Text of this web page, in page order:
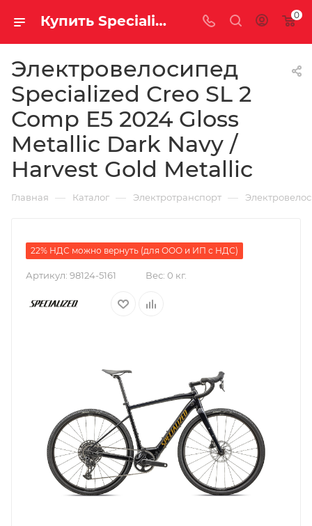
Купить Specialized Creo SL 2 Comp E5 2024 Gloss Metallic Dark Navy / Harvest Gold Metallic за рублей, а со скидкой 634 800 руб. 0
Электровелосипед
Specialized Creo SL 2
Comp E5 2024 Gloss
Metallic Dark Navy /
Harvest Gold Metallic
Главная — Каталог — Электротранспорт —
22% НДС можно вернуть (для ООО и ИП с НДС)
Артикул: 98124-5161 Вес: 0 кг.